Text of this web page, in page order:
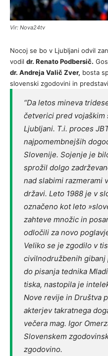
Vir: Nova24tv
Nocoj se bo v Ljubljani odvil
vodil dr. Renato Podbersič.
dr. Andreja Valič Zver, bosta
slovenski zgodovini in
“Da letos mineva
četverici pred vojaškim
Ljubljani. T.i. proces
najpomembnejših
Slovenije. Sojenje je
sprožil dolgo
nad slabimi razmerami
državi. Leto 1988 je v
označeno kot leto
zahteve množic in
odločili za novo
Veliko se je zgodilo v
civilnodružbenih
do pisanja tednika
tiska, nastopila je
Nove revije in Društva
akterjev takratnega
večera mag. Igor
Slovenskem
zgodovino.